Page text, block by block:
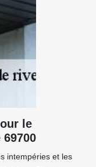
le
intempéries et les